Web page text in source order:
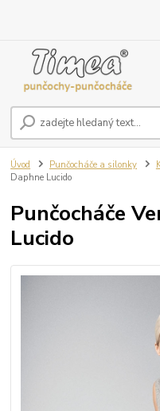
Úvod Punčocháče a silonky
Daphne Lucido
Punčocháče
Lucido